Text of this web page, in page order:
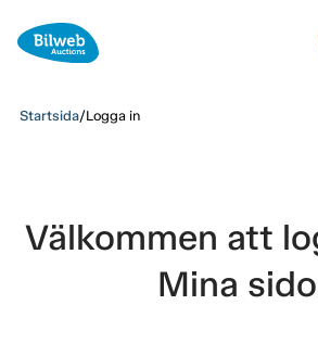
Startsida/Logga in
Välkommen att
Mina